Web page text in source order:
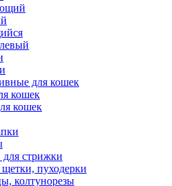
для кошек
кошек
кошек
стрижки
щетки, пуходерки
колтунорезы